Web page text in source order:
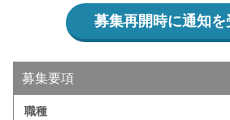
募集再開時に通知を
募集要項
職種